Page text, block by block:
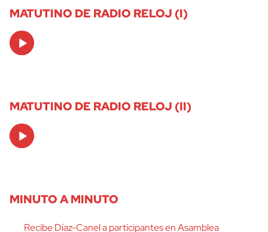
MATUTINO DE RADIO RELOJ (I)
Audio
Player
MATUTINO DE RADIO RELOJ (II)
Audio
Player
MINUTO A MINUTO
Recibe Díaz-Canel a participantes en Asamblea